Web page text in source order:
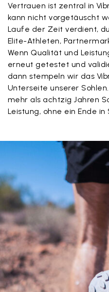
Vertrauen ist zentral in
kann nicht vorgetäuscht
Laufe der Zeit verdient,
Elite-Athleten,
Wenn Qualität und
erneut getestet und
dann stempeln wir das
Unterseite unserer
mehr als achtzig Jahren
Leistung, ohne ein Ende in